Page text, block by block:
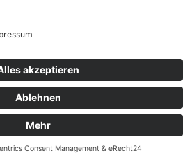
2026
Cookie-Einstellungen
MwSt.
entsprechen dem bisherigen Preis in